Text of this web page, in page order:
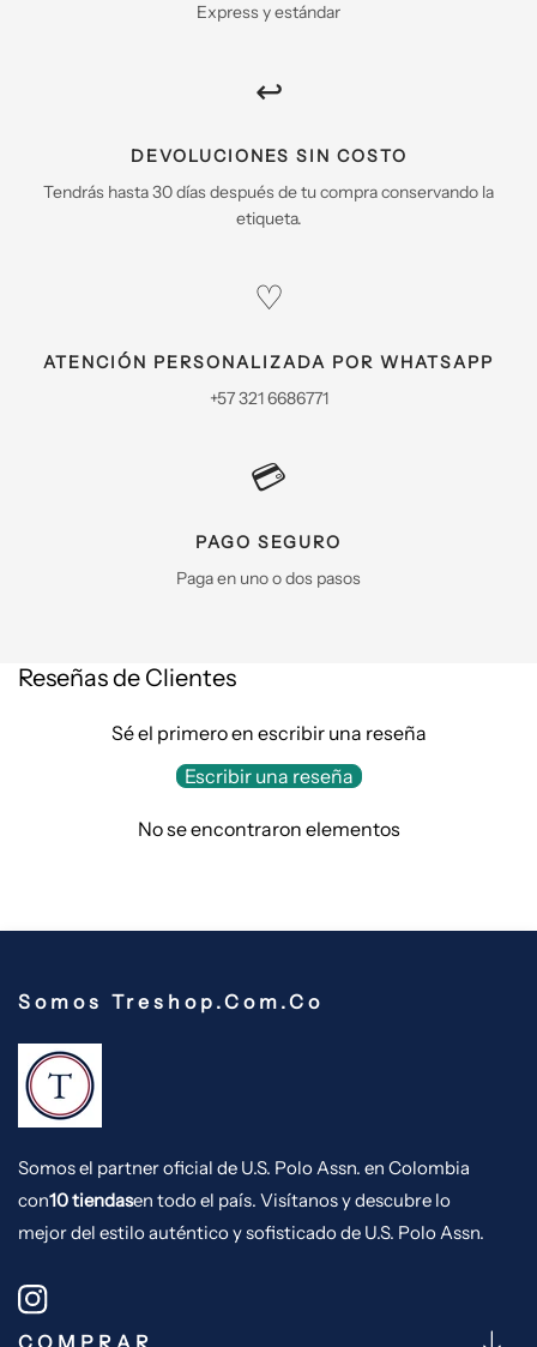
Express y estándar
↩️
DEVOLUCIONES SIN COSTO
Tendrás hasta 30 días después de tu compra conservando la
etiqueta.
♡
ATENCIÓN PERSONALIZADA POR WHATSAPP
+57 321 6686771
💳
PAGO SEGURO
Paga en uno o dos pasos
Reseñas de Clientes
Sé el primero en escribir una reseña
Escribir una reseña
No se encontraron elementos
Somos Treshop.com.co
Somos el partner oficial de U.S. Polo Assn. en Colombia
con10 tiendasen todo el país. Visítanos y descubre lo
mejor del estilo auténtico y sofisticado de U.S. Polo Assn.
Instagram